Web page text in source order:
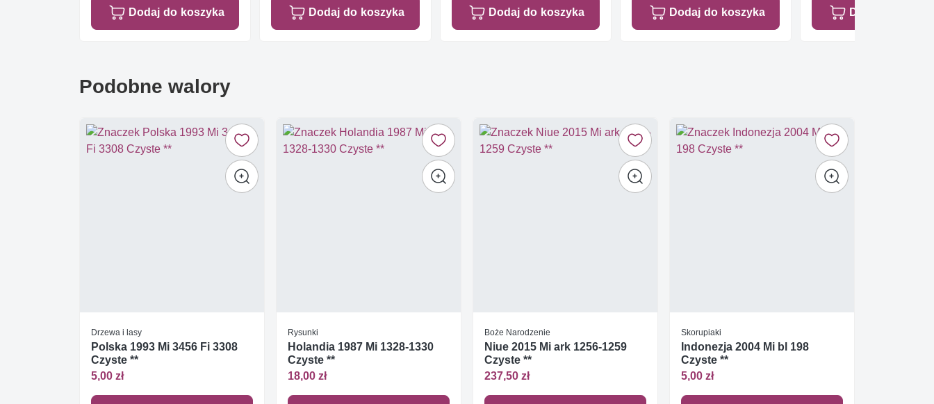
Dodaj do koszyka Dodaj do koszyka Dodaj do koszyka Dodaj do koszyka Dodaj do
Podobne walory
Drzewa i lasy
Polska 1993 Mi 3456 Fi 3308
Czyste **
5,00 zł
Rysunki
Holandia 1987 Mi 1328-1330
Czyste **
18,00 zł
Boże Narodzenie
Niue 2015 Mi ark 1256-1259
Czyste **
237,50 zł
Skorupiaki
Indonezja 2004 Mi bl 198
Czyste **
5,00 zł